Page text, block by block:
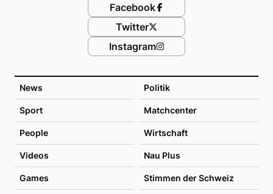
News Politik
Sport Matchcenter
People Wirtschaft
Videos Nau Plus
Games Stimmen der Schweiz
Facebook
Twitter
Instagram